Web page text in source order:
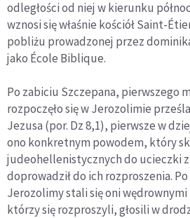
odległości od niej w kierunku
wznosi się właśnie kościół Saint-
pobliżu prowadzonej przez
jako École Biblique.
Po zabiciu Szczepana, pierwszego
rozpoczęło się w Jerozolimie
Jezusa (por. Dz 8,1), pierwsze w
ono konkretnym powodem, który
judeohellenistycznych do ucieczki
doprowadził do ich rozproszenia.
Jerozolimy stali się oni wędrownymi
którzy się rozproszyli, głosili w